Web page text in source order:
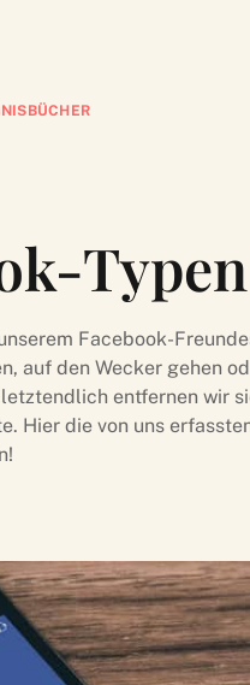
Facebook-
auf den Wecker gehen
entfernen wir
Hier die von uns